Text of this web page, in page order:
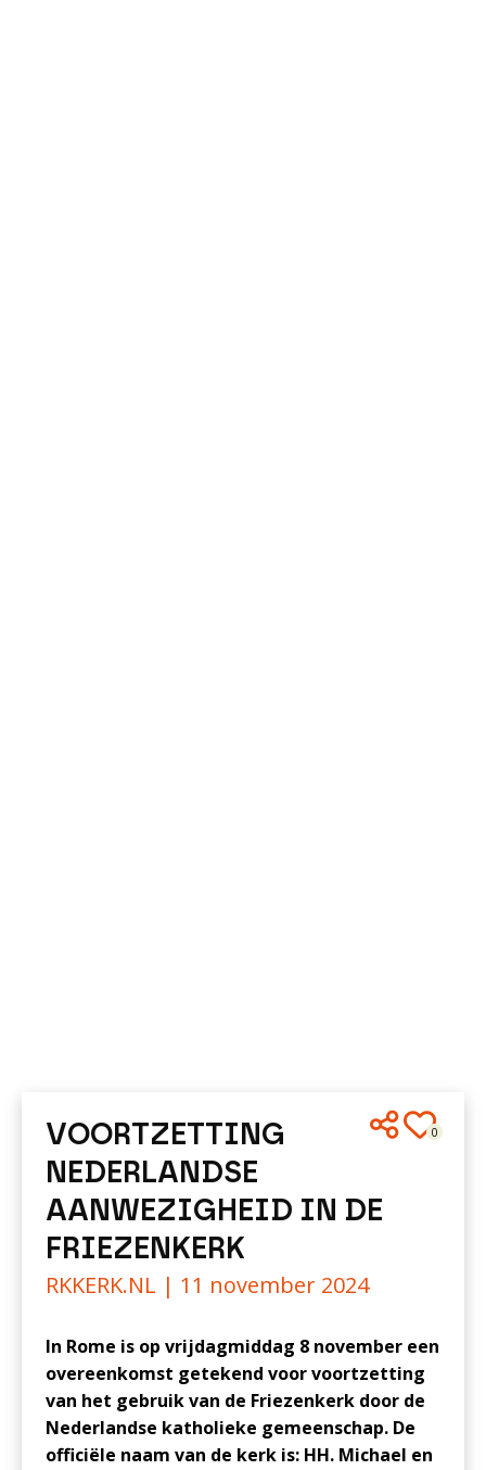
0
VOORTZETTING
NEDERLANDSE
AANWEZIGHEID IN DE
FRIEZENKERK
RKKERK.NL | 11 november 2024
In Rome is op vrijdagmiddag 8 november een
overeenkomst getekend voor voortzetting
van het gebruik van de Friezenkerk door de
Nederlandse katholieke gemeenschap. De
officiële naam van de kerk is: HH. Michael en